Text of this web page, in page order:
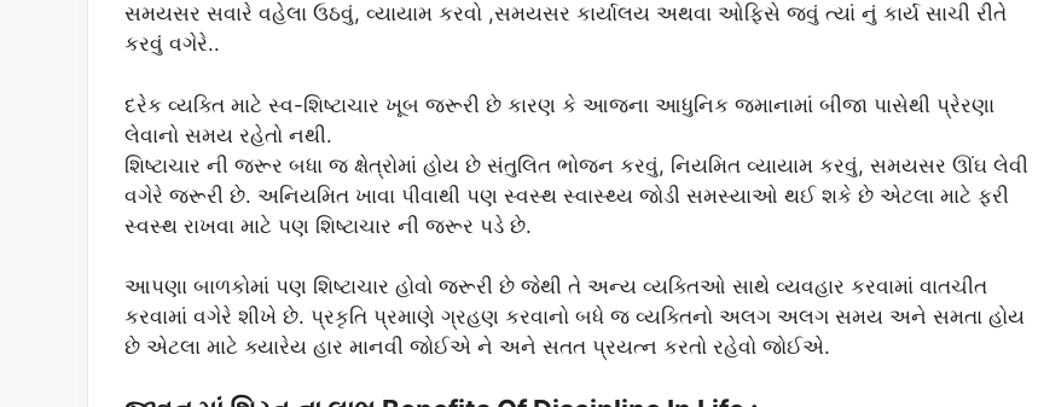
સમયસર સવારે વહેલા ઉઠવું, વ્યાયામ કરવો ,સમયસર કાર્યાલય અથવા ઓફિસે જવું ત્યાં નું કાર્ય સાચી રીતે
કરવું વગેરે..
દરેક વ્યક્તિ માટે સ્વ-શિષ્ટાચાર ખૂબ જરૂરી છે કારણ કે આજના આધુનિક જમાનામાં બીજા પાસેથી પ્રેરણા
લેવાનો સમય રહેતો નથી.
શિષ્ટાચાર ની જરૂર બધા જ ક્ષેત્રોમાં હોય છે સંતુલિત ભોજન કરવું, નિયમિત વ્યાયામ કરવું, સમયસર ઊંઘ લેવી
વગેરે જરૂરી છે. અનિયમિત ખાવા પીવાથી પણ સ્વસ્થ સ્વાસ્થ્ય જોડી સમસ્યાઓ થઈ શકે છે એટલા માટે ફરી
સ્વસ્થ રાખવા માટે પણ શિષ્ટાચાર ની જરૂર પડે છે.
આપણા બાળકોમાં પણ શિષ્ટાચાર હોવો જરૂરી છે જેથી તે અન્ય વ્યક્તિઓ સાથે વ્યવહાર કરવામાં વાતચીત
કરવામાં વગેરે શીખે છે. પ્રકૃતિ પ્રમાણે ગ્રહણ કરવાનો બધે જ વ્યક્તિનો અલગ અલગ સમય અને સમતા હોય
છે એટલા માટે ક્યારેય હાર માનવી જોઈએ ને અને સતત પ્રયત્ન કરતો રહેવો જોઈએ.